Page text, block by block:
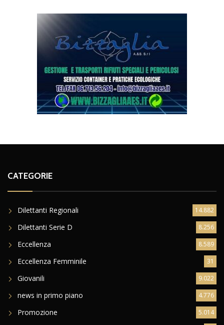
CATEGORIE
Dilettanti Regionali 14.882
Dilettanti Serie D 8.256
Eccellenza 8.589
Eccellenza Femminile 31
Giovanili 9.022
news in primo piano 4.776
Promozione 5.014